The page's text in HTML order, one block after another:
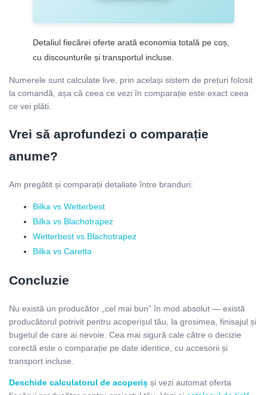
Detaliul fiecărei oferte arată economia totală pe coș,
cu discounturile și transportul incluse.
Numerele sunt calculate live, prin același sistem de prețuri folosit
la comandă, așa că ceea ce vezi în comparație este exact ceea
ce vei plăti.
Vrei să aprofundezi o comparație
anume?
Am pregătit și comparații detaliate între branduri:
Bilka vs Wetterbest
Bilka vs Blachotrapez
Wetterbest vs Blachotrapez
Bilka vs Caretta
Concluzie
Nu există un producător „cel mai bun” în mod absolut — există
producătorul potrivit pentru acoperișul tău, la grosimea, finisajul și
bugetul de care ai nevoie. Cea mai sigură cale către o decizie
corectă este o comparație pe date identice, cu accesorii și
transport incluse.
Deschide calculatorul de acoperiș și vezi automat oferta